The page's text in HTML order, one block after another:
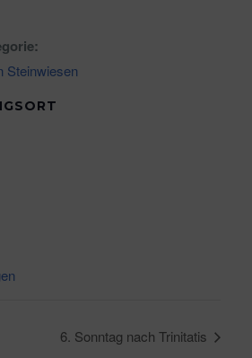
Steinwiesen
6. Sonntag nach Trinitatis